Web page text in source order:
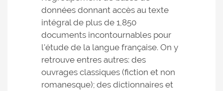
données donnant accès au texte
intégral de plus de 1,850
documents incontournables pour
l'étude de la langue française. On y
retrouve entres autres: des
ouvrages classiques (fiction et non
romanesque); des dictionnaires et